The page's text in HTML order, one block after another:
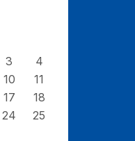
3
4
10
11
17
18
24
25